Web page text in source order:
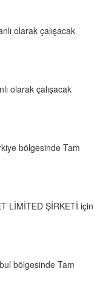
olarak çalışacak
olarak çalışacak
bölgesinde Tam
LİMİTED ŞİRKETİ için
bölgesinde Tam